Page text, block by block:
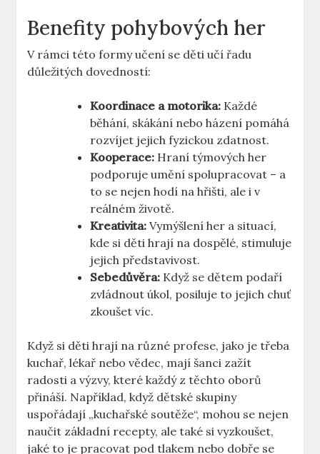
Benefity pohybových her
V rámci této formy učení se děti učí řadu
důležitých dovedností:
Koordinace a motorika: Každé
běhání, skákání nebo házení pomáhá
rozvíjet jejich fyzickou zdatnost.
Kooperace: Hraní týmových her
podporuje umění spolupracovat – a
to se nejen hodí na hřišti, ale i v
reálném životě.
Kreativita: Vymýšlení her a situací,
kde si děti hrají na dospělé, stimuluje
jejich představivost.
Sebedůvěra: Když se dětem podaří
zvládnout úkol, posiluje to jejich chuť
zkoušet víc.
Když si děti hrají na různé profese, jako je třeba
kuchař, lékař nebo vědec, mají šanci zažít
radosti a výzvy, které každý z těchto oborů
přináší. Například, když dětské skupiny
uspořádají „kuchařské soutěže“, mohou se nejen
naučit základní recepty, ale také si vyzkoušet,
jaké to je pracovat pod tlakem nebo dobře se